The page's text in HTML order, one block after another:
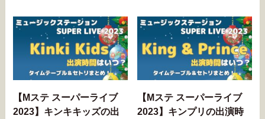
【Mステ スーパーライブ
2023】キンキキッズの出
【Mステ スーパーライブ
2023】キンプリの出演時